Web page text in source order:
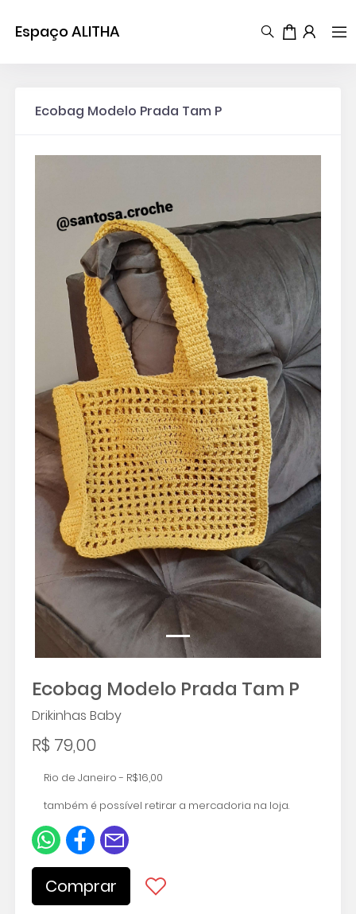
Espaço ALITHA
Ecobag Modelo Prada Tam P
Ecobag Modelo Prada Tam P
Drikinhas Baby
R$ 79,00
Rio de Janeiro - R$16,00
também é possível retirar a mercadoria na loja.
Comprar